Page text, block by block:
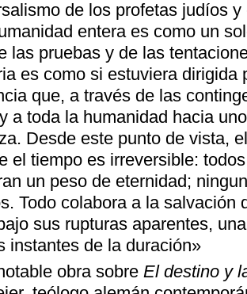
de los profetas judíos
entera es como un
las pruebas y de las
es como si estuviera dirigida
que, a través de las
a toda la humanidad hacia
Desde este punto de vista,
el tiempo es irreversible:
un peso de eternidad;
Todo colabora a la salvación
sus rupturas aparentes,
instantes de la duración»
obra sobre El destino y